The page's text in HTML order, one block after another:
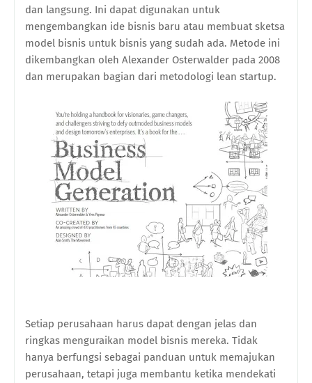
dan langsung. Ini dapat digunakan untuk
mengembangkan ide bisnis baru atau membuat sketsa
model bisnis untuk bisnis yang sudah ada. Metode ini
dikembangkan oleh Alexander Osterwalder pada 2008
dan merupakan bagian dari metodologi lean startup.
Setiap perusahaan harus dapat dengan jelas dan
ringkas menguraikan model bisnis mereka. Tidak
hanya berfungsi sebagai panduan untuk memajukan
perusahaan, tetapi juga membantu ketika mendekati